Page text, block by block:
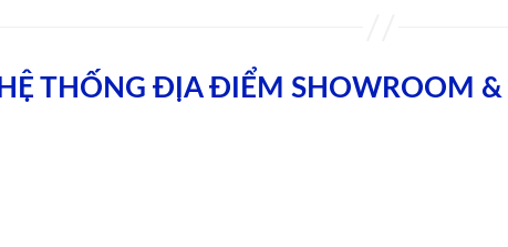
HỆ THỐNG ĐỊA ĐIỂM SHOWROOM